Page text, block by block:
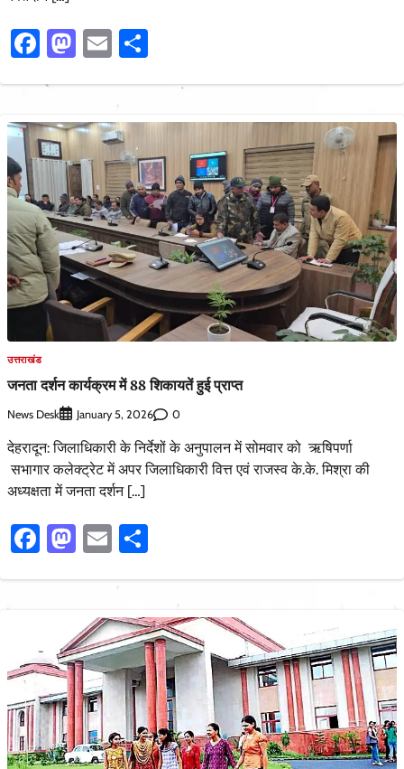
Facebook
Mastodon
Email
उत्तराखंड
जनता दर्शन कार्यक्रम में 88 शिकायतें हुई प्राप्त
News Desk January 5, 2026 0
देहरादून: जिलाधिकारी के निर्देशों के अनुपालन में सोमवार को ऋषिपर्णा
सभागार कलेक्ट्रेट में अपर जिलाधिकारी वित्त एवं राजस्व के.के. मिश्रा की
अध्यक्षता में जनता दर्शन […]
Facebook
Mastodon
Email